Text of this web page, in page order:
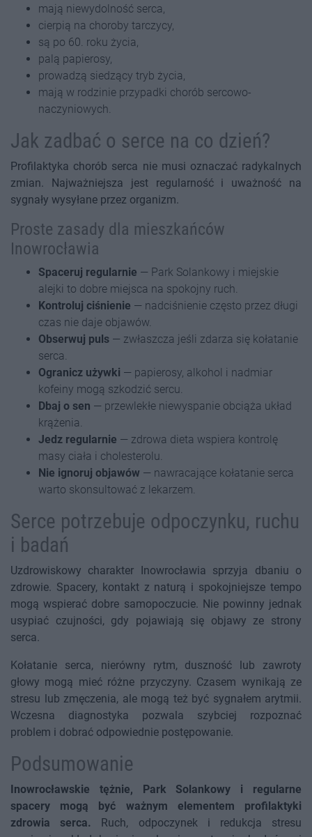
mają niewydolność serca,
cierpią na choroby tarczycy,
są po 60. roku życia,
palą papierosy,
prowadzą siedzący tryb życia,
mają w rodzinie przypadki chorób sercowo-
naczyniowych.
Jak zadbać o serce na co dzień?
Profilaktyka chorób serca nie musi oznaczać radykalnych
zmian. Najważniejsza jest regularność i uważność na
sygnały wysyłane przez organizm.
Proste zasady dla mieszkańców
Inowrocławia
Spaceruj regularnie — Park Solankowy i miejskie
alejki to dobre miejsca na spokojny ruch.
Kontroluj ciśnienie — nadciśnienie często przez długi
czas nie daje objawów.
Obserwuj puls — zwłaszcza jeśli zdarza się kołatanie
serca.
Ogranicz używki — papierosy, alkohol i nadmiar
kofeiny mogą szkodzić sercu.
Dbaj o sen — przewlekłe niewyspanie obciąża układ
krążenia.
Jedz regularnie — zdrowa dieta wspiera kontrolę
masy ciała i cholesterolu.
Nie ignoruj objawów — nawracające kołatanie serca
warto skonsultować z lekarzem.
Serce potrzebuje odpoczynku, ruchu
i badań
Uzdrowiskowy charakter Inowrocławia sprzyja dbaniu o
zdrowie. Spacery, kontakt z naturą i spokojniejsze tempo
mogą wspierać dobre samopoczucie. Nie powinny jednak
usypiać czujności, gdy pojawiają się objawy ze strony
serca.
Kołatanie serca, nierówny rytm, duszność lub zawroty
głowy mogą mieć różne przyczyny. Czasem wynikają ze
stresu lub zmęczenia, ale mogą też być sygnałem arytmii.
Wczesna diagnostyka pozwala szybciej rozpoznać
problem i dobrać odpowiednie postępowanie.
Podsumowanie
Inowrocławskie tężnie, Park Solankowy i regularne
spacery mogą być ważnym elementem profilaktyki
zdrowia serca. Ruch, odpoczynek i redukcja stresu